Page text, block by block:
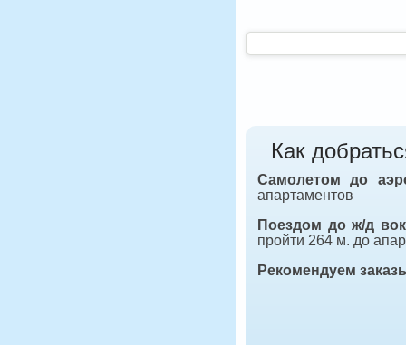
Как
Самолетом до
апартаментов
Поездом до ж/д
пройти 264 м. до
Рекомендуем